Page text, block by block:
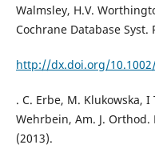
Walmsley, H.V.
Cochrane Database Syst.
http://dx.doi.org/
. C. Erbe, M. Klukowska,
Wehrbein, Am. J.
(2013).